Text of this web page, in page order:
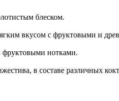
блеском.
вкусом с фруктовыми и
фруктовыми нотками.
в составе различных